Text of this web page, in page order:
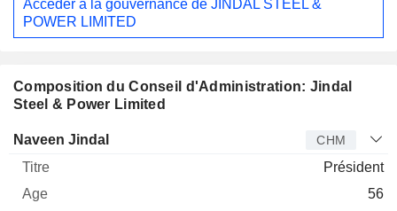
Accéder à la gouvernance de JINDAL STEEL &
POWER LIMITED
Composition du Conseil d'Administration: Jindal
Steel & Power Limited
Administrateur
Naveen Jindal CHM
Président
56